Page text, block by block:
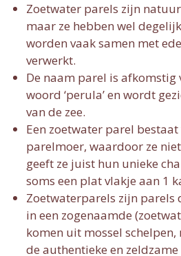
Zoetwater parels zijn
maar ze hebben wel
worden vaak samen met
verwerkt.
De naam parel is afkomstig
woord ‘perula’ en wordt
van de zee.
Een zoetwater parel
parelmoer, waardoor ze
geeft ze juist hun unieke
soms een plat vlakje aan 1
Zoetwaterparels zijn parels
in een zogenaamde
komen uit mossel
de authentieke en